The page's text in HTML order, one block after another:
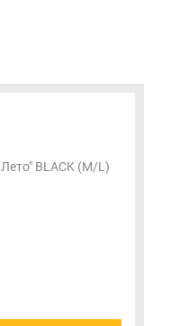
BLACK (M/L)